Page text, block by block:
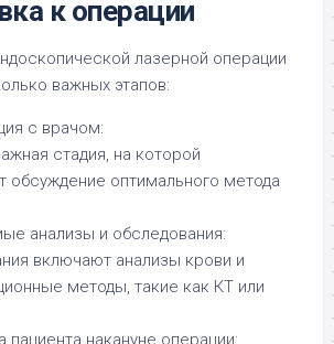
к операции
лазерной операции
важных этапов:
с врачом:
стадия, на которой
обсуждение оптимального метода
анализы и обследования:
включают анализы крови и
методы, такие как КТ или